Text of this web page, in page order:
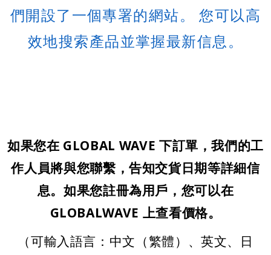
們開設了一個專署的網站。 您可以高
效地搜索產品並掌握最新信息。
如果您在 GLOBAL WAVE 下訂單，我們的工
作人員將與您聯繫，告知交貨日期等詳細信
息。如果您註冊為用戶，您可以在
GLOBALWAVE 上查看價格。
（可輸入語言：中文（繁體）、英文、日